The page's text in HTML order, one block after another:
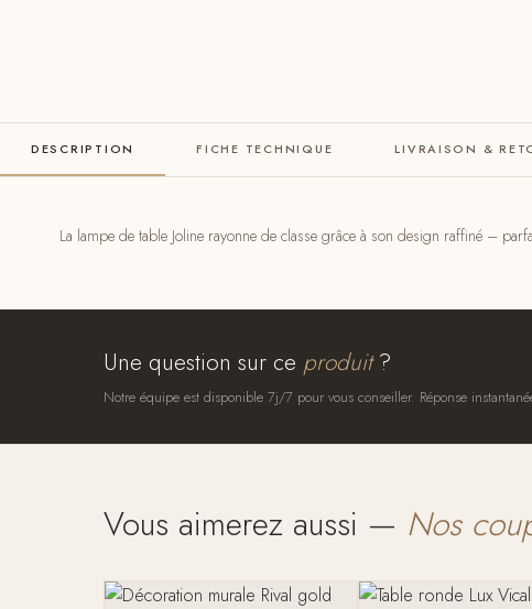
DESCRIPTION FICHE TECHNIQUE LIVRAISON &
La lampe de table Joline rayonne de classe grâce à son design raffiné –
Une question sur ce produit?
Notre équipe est disponible 7j/7 pour vous conseiller. Réponse
Vous aimerez aussi — Nos